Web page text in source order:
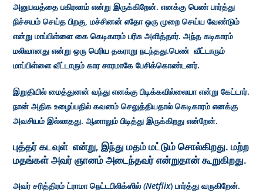
அனுபவத்தை பகிரலாம் என்று இருக்கிறேன். எனக்கு பெண் பார்த்து
நிச்சயம் செய்த பிறகு, மச்சினன் எதோ ஒரு முறை செய்ய வேண்டும்
என்று மாப்பிள்ளை கை கெடிகாரம் பரிசு அளித்தார். அந்த கடிகாரம்
மலிவானது என்று ஒரு பெரிய தகராறு நடந்தது.பெண் வீட்டாரும்
மாப்பிள்ளை வீட்டாரும் கார சாரமாகே பேசிக்கொண்டனர்.
இறுதியில் மைத்துனன் வந்து எனக்கு பிடிக்கவில்லையா என்று கேட்டார்.
நான் அதிக உழைப்பதில் கவனம் செலுத்தியதால் கெடிகாரம் எனக்கு
அவசியம் இல்லாதது. ஆனாலும் பிடித்து இருக்கிறது என்றேன்.
புத்தர் கடவுள் என்று, இந்து மதம் மட்டும் சொல்கிறது. மற்ற
மதங்கள் அவர் ஞானம் அடைந்தவர் என்றுதான் கூறுகிறது.
அவர் சரித்திரம் ட்ராமா நெட்டபிலிக்ஸில்(Netflix) பார்த்து வருகிறேன்.